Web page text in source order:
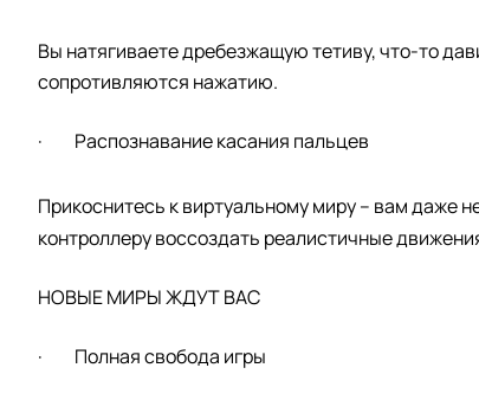
Вы натягиваете дребезжащую тетиву, что-то
сопротивляются нажатию.
· Распознавание касания пальцев
Прикоснитесь к виртуальному миру – вам даже
контроллеру воссоздать реалистичные
НОВЫЕ МИРЫ ЖДУТ ВАС
· Полная свобода игры